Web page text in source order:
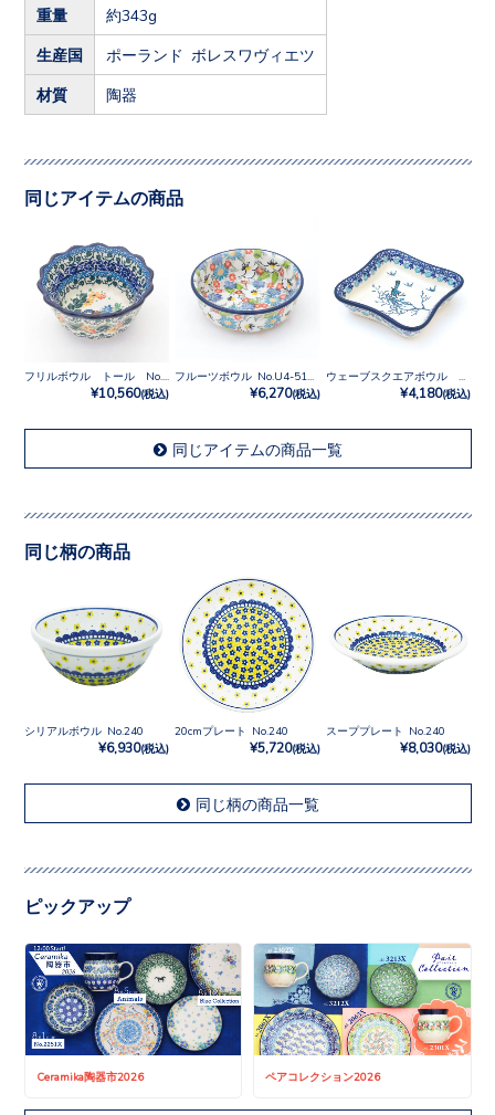
重量 約343g
生産国 ポーランド ボレスワヴィエツ
材質 陶器
同じアイテムの商品
¥10,560(税込) ¥6,270(税込) ¥4,180(税込)
同じアイテムの商品一覧
同じ柄の商品
シリアルボウル No.240
¥6,930(税込)
20cmプレート No.240
¥5,720(税込)
スーププレート No.240
¥8,030(税込)
同じ柄の商品一覧
ピックアップ
Ceramika陶器市2026 ペアコレクション2026